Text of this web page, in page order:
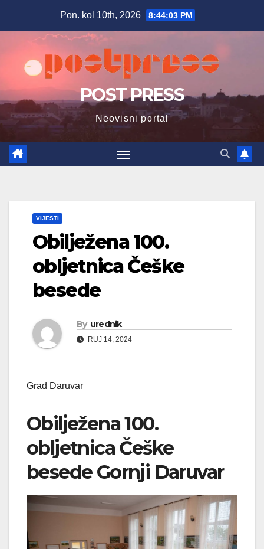
Pon. kol 10th, 2026 8:44:04 PM
POST PRESS
Neovisni portal
VIJESTI
Obilježena 100.
obljetnica Češke
besede
By urednik
RUJ 14, 2024
Grad Daruvar
Obilježena 100.
obljetnica Češke
besede Gornji Daruvar